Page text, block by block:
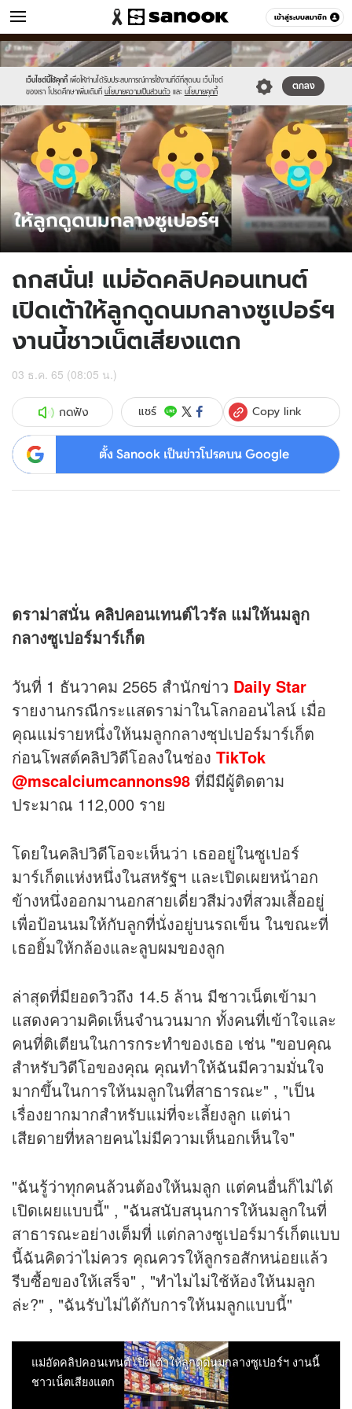
เข้าสู่ระบบสมาชิก
ข่าว หมวดอื่นๆ
เว็บไซต์นี้ใช้คุกกี้ เพื่อให้ท่านได้รับประสบการณ์การใช้งานที่ดีที่สุดบน เว็บไซต์
ของเรา โปรดศึกษาเพิ่มเติมที่ นโยบายความเป็นส่วนตัว และ นโยบายคุกกี้
ตกลง
Sanook
//s.isanook.com/sr/0/images/logo-
new-
sanook.png
600
60
//s.isanook.com/ns/0/ud/1733/8666654/198776.jpg
ถกสนั่น! แม่อัดคลิปคอนเทนต์
เปิดเต้าให้ลูกดูดนมกลางซูเปอร์ฯ
งานนี้ชาวเน็ตเสียงแตก
03 ธ.ค. 65 (08:05 น.)
กดฟัง แชร์ Copy link
ตั้ง Sanook เป็นข่าวโปรดบน Google
ดราม่าสนั่น คลิปคอนเทนต์ไวรัล แม่ให้นมลูก
กลางซูเปอร์มาร์เก็ต
วันที่ 1 ธันวาคม 2565 สำนักข่าว Daily Star
รายงานกรณีกระแสดราม่าในโลกออนไลน์ เมื่อ
คุณแม่รายหนึ่งให้นมลูกกลางซุปเปอร์มาร์เก็ต
ก่อนโพสต์คลิปวิดีโอลงในช่อง TikTok
@mscalciumcannons98 ที่มีมีผู้ติดตาม
ประมาณ 112,000 ราย
โดยในคลิปวิดีโอจะเห็นว่า เธออยู่ในซูเปอร์
มาร์เก็ตแห่งหนึ่งในสหรัฐฯ และเปิดเผยหน้าอก
ข้างหนึ่งออกมานอกสายเดี่ยวสีม่วงที่สวมเสื้ออยู่
เพื่อป้อนนมให้กับลูกที่นั่งอยู่บนรถเข็น ในขณะที่
เธอยิ้มให้กล้องและลูบผมของลูก
ล่าสุดที่มียอดวิวถึง 14.5 ล้าน มีชาวเน็ตเข้ามา
แสดงความคิดเห็นจำนวนมาก ทั้งคนที่เข้าใจและ
คนที่ติเตียนในการกระทำของเธอ เช่น "ขอบคุณ
สำหรับวิดีโอของคุณ คุณทำให้ฉันมีความมั่นใจ
มากขึ้นในการให้นมลูกในที่สาธารณะ" , "เป็น
เรื่องยากมากสำหรับแม่ที่จะเลี้ยงลูก แต่น่า
เสียดายที่หลายคนไม่มีความเห็นอกเห็นใจ"
"ฉันรู้ว่าทุกคนล้วนต้องให้นมลูก แต่คนอื่นก็ไม่ได้
เปิดเผยแบบนี้" , "ฉันสนับสนุนการให้นมลูกในที่
สาธารณะอย่างเต็มที่ แต่กลางซูเปอร์มาร์เก็ตแบบ
นี้ฉันคิดว่าไม่ควร คุณควรให้ลูกรอสักหน่อยแล้ว
รีบซื้อของให้เสร็จ" , "ทำไมไม่ใช้ห้องให้นมลูก
ล่ะ?" , "ฉันรับไม่ได้กับการให้นมลูกแบบนี้"